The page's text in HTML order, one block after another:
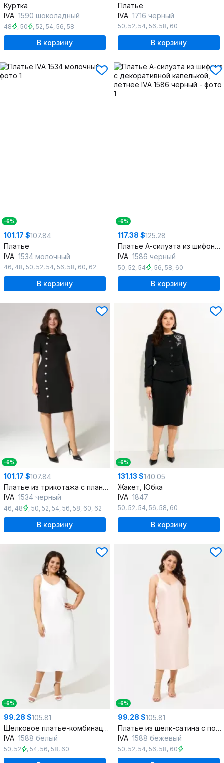
Куртка
IVA 1590 шоколадный
48 , 50 , 52, 54, 56, 58
В корзину
Платье
IVA 1716 черный
50, 52, 54, 56, 58, 60
В корзину
-6%
101.17 $107.84
Платье
IVA 1534 молочный
46, 48, 50, 52, 54, 56, 58, 60, 62
В корзину
-6%
117.38 $125.28
Платье А-силуэта из шифона с декоративной капелькой, летнее
IVA 1586 черный
50, 52, 54 , 56, 58, 60
В корзину
-6%
101.17 $107.84
Платье из трикотажа с планкой и застежкой
IVA 1534 черный
46, 48 , 50, 52, 54, 56, 58, 60, 62
В корзину
-6%
131.13 $140.05
Жакет, Юбка
IVA 1847
50, 52, 54, 56, 58, 60
В корзину
-6%
99.28 $105.81
Шелковое платье-комбинация из шелк-сатина, нарядное летнее
IVA 1588 белый
50, 52 , 54, 56, 58, 60
-6%
99.28 $105.81
Платье из шелк-сатина с потайной молнией, модное летнее
IVA 1588 бежевый
50, 52, 54, 56, 58, 60